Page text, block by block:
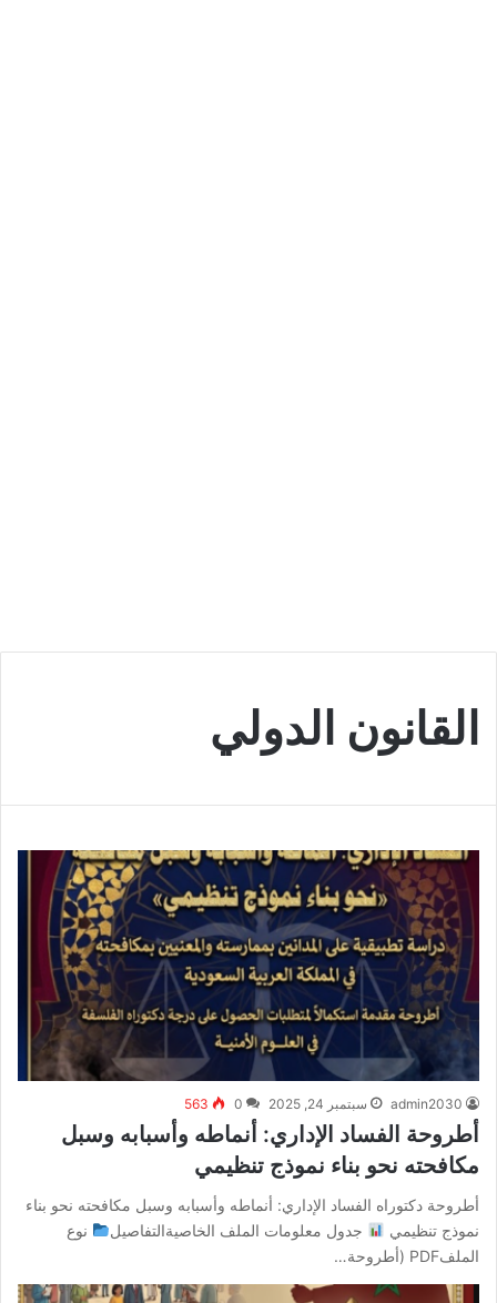
القانون الدولي
admin2030 سبتمبر 24, 2025 0
563
أطروحة الفساد الإداري: أنماطه وأسبابه وسبل
مكافحته نحو بناء نموذج تنظيمي
أطروحة دكتوراه الفساد الإداري: أنماطه وأسبابه وسبل مكافحته نحو بناء
نموذج تنظيمي
جدول معلومات الملف الخاصيةالتفاصيل
نوع
الملفPDF (أطروحة…